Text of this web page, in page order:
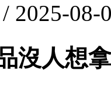
2025-08-
沒人想